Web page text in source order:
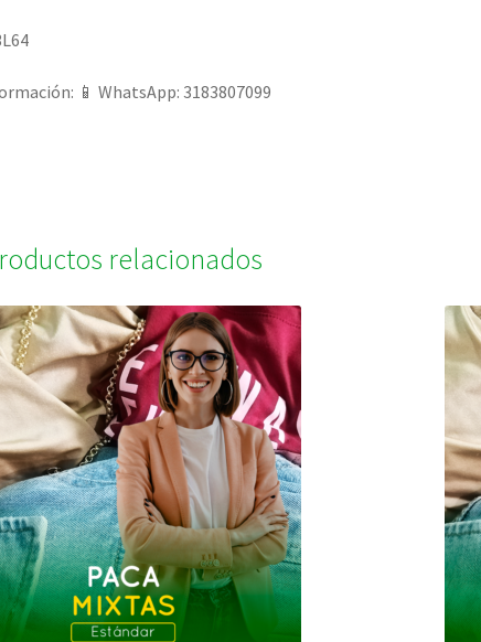
📱 WhatsApp: 3183807099
relacionados